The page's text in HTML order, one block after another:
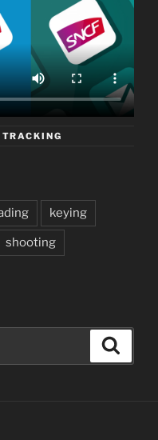
TRACKING
keying
shooting